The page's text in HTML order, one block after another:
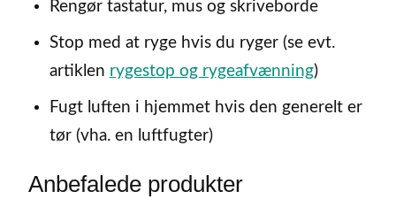
Rengør tastatur, mus og skriveborde
Stop med at ryge hvis du ryger (se evt.
artiklen rygestop og rygeafvænning)
Fugt luften i hjemmet hvis den generelt er
tør (vha. en luftfugter)
Anbefalede produkter